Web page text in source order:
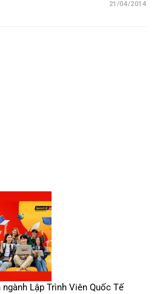
21/04/2014
Lập Trình Viên Quốc Tế